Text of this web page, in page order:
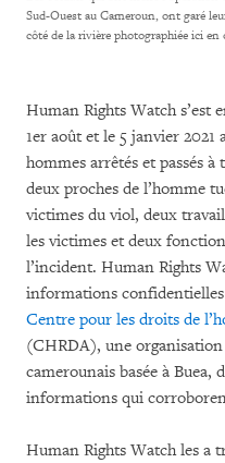
Sud-Ouest au Cameroun, ont garé
côté de la rivière photographiée ici en
Human Rights Watch s’est
1er août et le 5 janvier 2021
hommes arrêtés et passés à
deux proches de l’homme
victimes du viol, deux
les victimes et deux
l’incident. Human Rights
informations
Centre pour les droits de
(CHRDA), une
camerounais basée à Buea,
informations qui
Human Rights Watch les a